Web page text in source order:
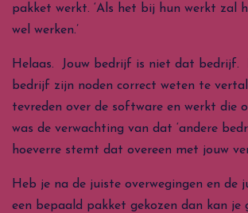
pakket werkt. ‘Als het bij hun werkt zal
wel werken.’
Helaas. Jouw bedrijf is niet dat
bedrijf zijn noden correct weten te
tevreden over de software en werkt die
was de verwachting van dat ‘andere
hoeverre stemt dat overeen met jouw
Heb je na de juiste overwegingen en de
een bepaald pakket gekozen dan kan je